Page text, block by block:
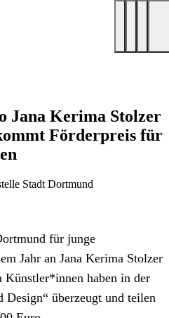
Jana Kerima Stolzer
Förderpreis für
Stadt Dortmund
für junge
Jahr an Jana Kerima Stolzer
haben in der
Design“ überzeugt und teilen